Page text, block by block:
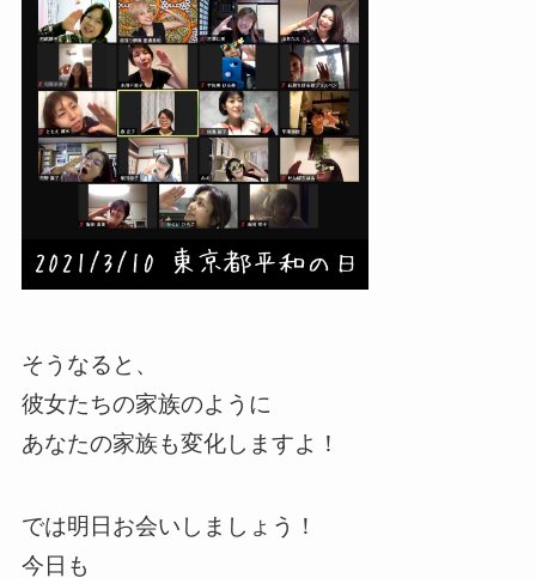
そうなると、
彼女たちの家族のように
あなたの家族も変化しますよ！
では明日お会いしましょう！
今日も